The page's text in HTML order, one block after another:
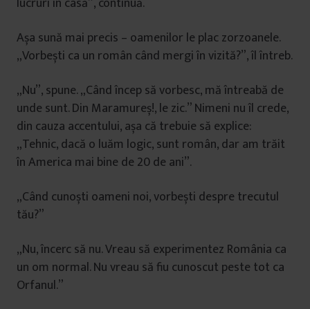
Așa sună mai precis – oamenilor le plac zorzoanele.
„Vorbești ca un român când mergi în vizită?”, îl întreb.
„Nu”, spune. „Când încep să vorbesc, mă întreabă de
unde sunt. Din Maramureș!, le zic.” Nimeni nu îl crede,
din cauza accentului, așa că trebuie să explice:
„Tehnic, dacă o luăm logic, sunt român, dar am trăit
în America mai bine de 20 de ani”.
„Când cunoști oameni noi, vorbești despre trecutul
tău?”
„Nu, încerc să nu. Vreau să experimentez România ca
un om normal. Nu vreau să fiu cunoscut peste tot ca
Orfanul.”